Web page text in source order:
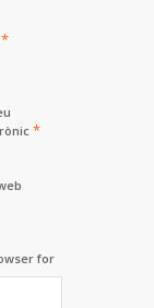
*
*
for